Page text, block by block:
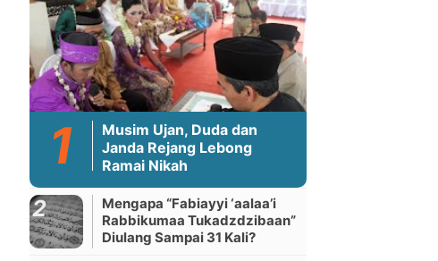
Musim Ujan, Duda dan
Janda Rejang Lebong
Ramai Nikah
Mengapa “Fabiayyi ‘aalaa’i
Rabbikumaa Tukadzdzibaan”
Diulang Sampai 31 Kali?